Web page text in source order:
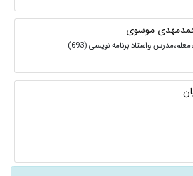
موسوی
واستاد برنامه نویسی (693)